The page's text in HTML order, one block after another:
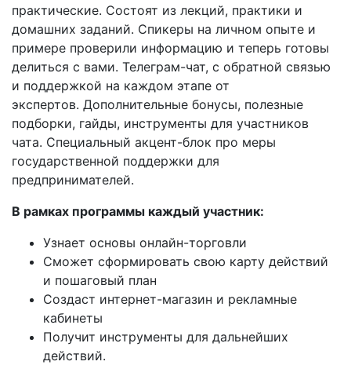
практические. Состоят из лекций, практики и
домашних заданий. Спикеры на личном опыте и
примере проверили информацию и теперь готовы
делиться с вами. Телеграм-чат, с обратной связью
и поддержкой на каждом этапе от
экспертов. Дополнительные бонусы, полезные
подборки, гайды, инструменты для участников
чата. Специальный акцент-блок про меры
государственной поддержки для
предпринимателей.
В рамках программы каждый участник:
Узнает основы онлайн-торговли
Сможет сформировать свою карту действий
и пошаговый план
Создаст интернет-магазин и рекламные
кабинеты
Получит инструменты для дальнейших
действий.